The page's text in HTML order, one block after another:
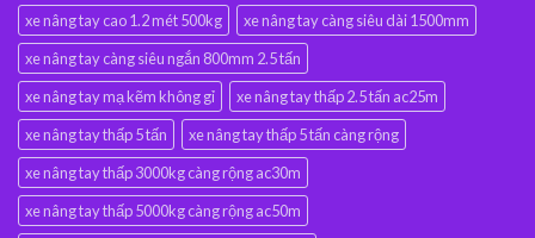
xe nâng tay cao 1.2 mét 500kg
xe nâng tay càng siêu dài 1500mm
xe nâng tay càng siêu ngắn 800mm 2.5 tấn
xe nâng tay mạ kẽm không gỉ
xe nâng tay thấp 2.5 tấn ac25m
xe nâng tay thấp 5 tấn
xe nâng tay thấp 5 tấn càng rộng
xe nâng tay thấp 3000kg càng rộng ac30m
xe nâng tay thấp 5000kg càng rộng ac50m